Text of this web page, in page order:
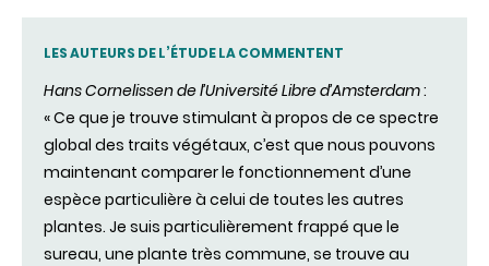
LES AUTEURS DE L’ÉTUDE LA COMMENTENT
Hans Cornelissen de l’Université Libre d’Amsterdam:
« Ce que je trouve stimulant à propos de ce spectre
global des traits végétaux, c’est que nous pouvons
maintenant comparer le fonctionnement d’une
espèce particulière à celui de toutes les autres
plantes. Je suis particulièrement frappé que le
sureau, une plante très commune, se trouve au